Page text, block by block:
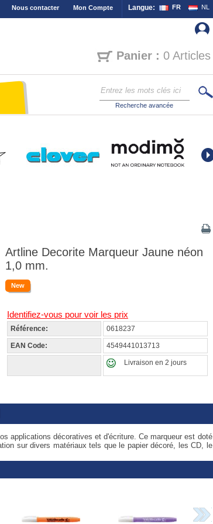
Langue: FR NL
Nous contacter Mon Compte
Panier : 0 Articles
Recherche avancée
Artline Decorite Marqueur Jaune néon
1,0 mm.
New
Identifiez-vous pour voir les prix
Référence: 0618237
EAN Code: 4549441013713
Livraison en 2 jours
applications décoratives et d'écriture. Ce marqueur est doté
sur divers matériaux tels que le papier décoré, les CD, le